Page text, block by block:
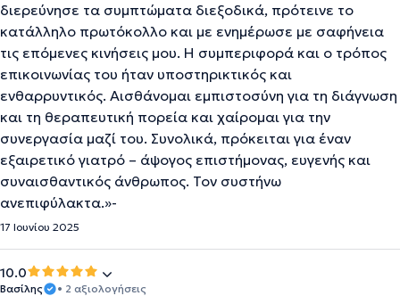
διερεύνησε τα συμπτώματα διεξοδικά, πρότεινε το
κατάλληλο πρωτόκολλο και με ενημέρωσε με σαφήνεια
τις επόμενες κινήσεις μου. Η συμπεριφορά και ο τρόπος
επικοινωνίας του ήταν υποστηρικτικός και
ενθαρρυντικός. Αισθάνομαι εμπιστοσύνη για τη διάγνωση
και τη θεραπευτική πορεία και χαίρομαι για την
συνεργασία μαζί του. Συνολικά, πρόκειται για έναν
εξαιρετικό γιατρό – άψογος επιστήμονας, ευγενής και
συναισθαντικός άνθρωπος. Τον συστήνω
ανεπιφύλακτα.»-
17 Ιουνίου 2025
10.0
Βασίλης • 2 αξιολογήσεις